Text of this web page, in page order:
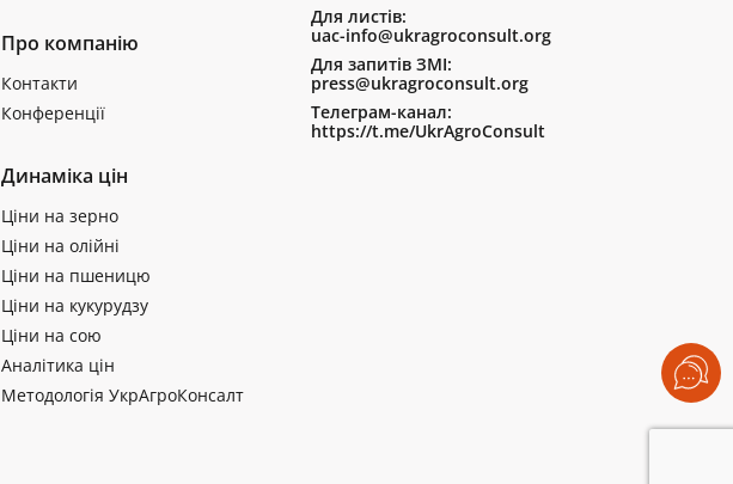
Про компанію
Контакти
Конференції
Динаміка цін
Ціни на зерно
Ціни на олійні
Ціни на пшеницю
Ціни на кукурудзу
Ціни на сою
Аналітика цін
Методологія УкрАгроКонсалт
Для листів:
uac-info@ukragroconsult.org
Для запитів ЗМІ:
press@ukragroconsult.org
Телеграм-канал:
https://t.me/UkrAgroConsult